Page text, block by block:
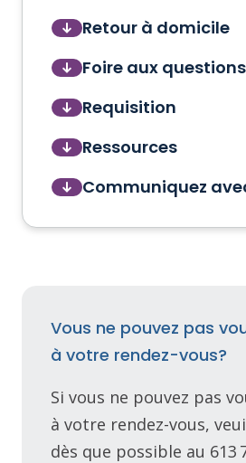
Retour à domicile
Foire aux questions
Requisition
Ressources
Communiquez
Vous ne pouvez pas
à votre rendez-vous?
Si vous ne pouvez pas
à votre rendez-vous,
dès que possible au 613